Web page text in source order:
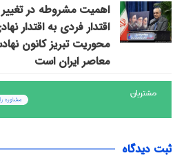
اهمیت مشروطه در
اقتدار فردی به اقتدار
محوریت تبریز کانون
معاصر ایران است
ثبت دیدگاه